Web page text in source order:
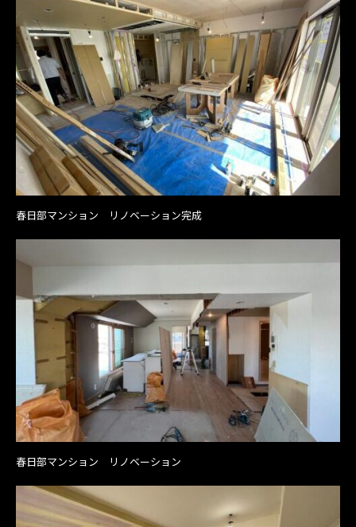
春日部マンション リノベーション完成
春日部マンション リノベーション